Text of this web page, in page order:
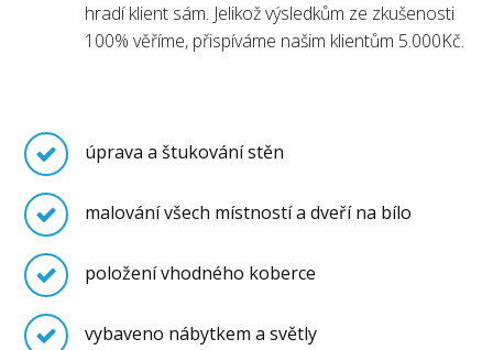
hradí klient sám. Jelikož výsledkům ze zkušenosti
100% věříme, přispíváme našim klientům 5.000Kč.
úprava a štukování stěn
malování všech místností a dveří na bílo
položení vhodného koberce
vybaveno nábytkem a světly